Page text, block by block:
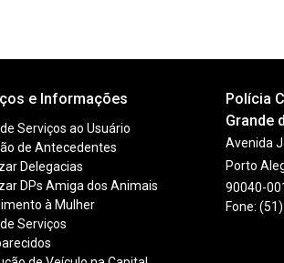
e Informações
Serviços ao Usuário
de Antecedentes
Delegacias
DPs Amiga dos Animais
à Mulher
Serviços
Polícia
Grande
Avenida
Porto
90040-
Fone: